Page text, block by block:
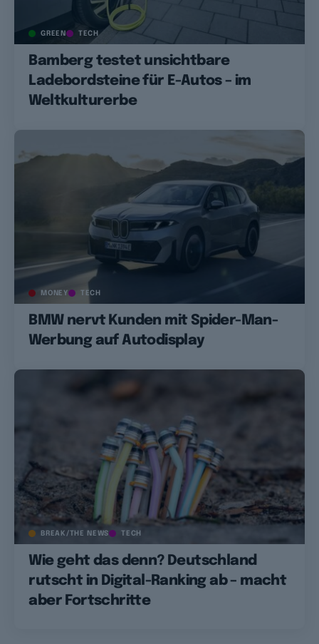
GREEN TECH
Bamberg testet unsichtbare
Ladebordsteine für E-Autos – im
Weltkulturerbe
MONEY TECH
BMW nervt Kunden mit Spider-Man-
Werbung auf Autodisplay
BREAK/THE NEWS TECH
Wie geht das denn? Deutschland
rutscht in Digital-Ranking ab – macht
aber Fortschritte